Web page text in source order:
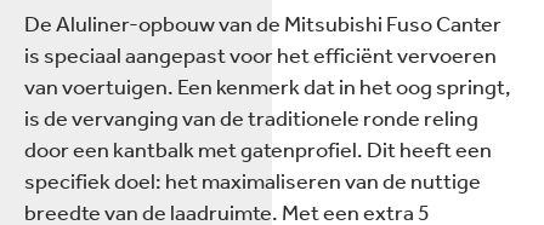
De Aluliner-opbouw van de Mitsubishi Fuso Canter
is speciaal aangepast voor het efficiënt vervoeren
van voertuigen. Een kenmerk dat in het oog springt,
is de vervanging van de traditionele ronde reling
door een kantbalk met gatenprofiel. Dit heeft een
specifiek doel: het maximaliseren van de nuttige
breedte van de laadruimte. Met een extra 5